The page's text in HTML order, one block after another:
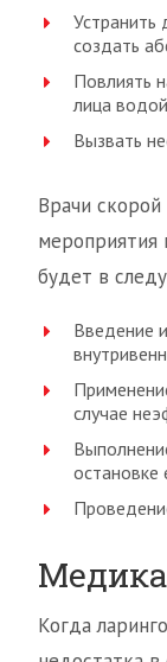
создать
Повлиять
лица
Вызвать
Врачи
мероприятия
будет в
Введение
случае
остановке
Когда